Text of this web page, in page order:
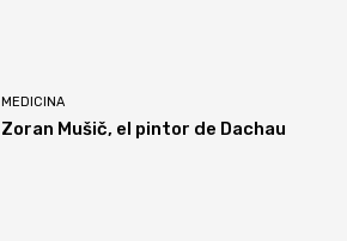
MEDICINA
Zoran Mušič, el pintor de Dachau